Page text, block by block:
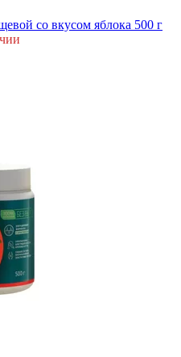
со вкусом яблока 500 г